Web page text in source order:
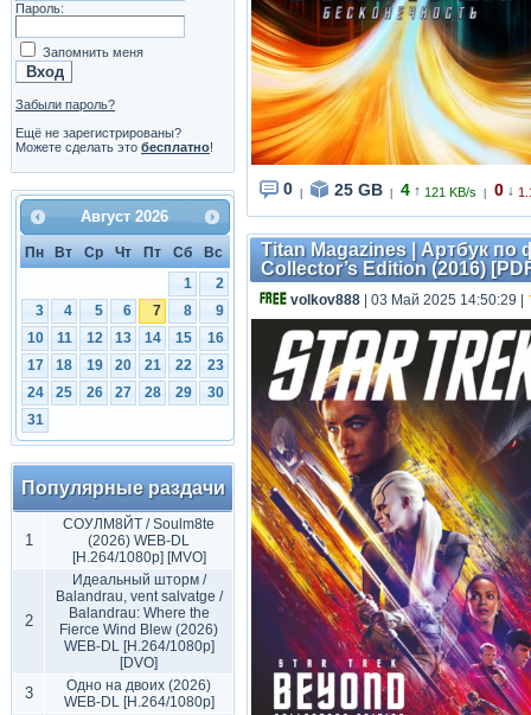
Пароль:
Запомнить меня
Забыли пароль?
Ещё не зарегистрированы?
Можете сделать это бесплатно!
Август 2026
Пн Вт Ср Чт Пт Сб
Вс
1
2
3
4 5 6 7 8
9
10
11 12 13 14 15
16
17
18 19 20 21 22
23
24
25 26 27 28 29
30
31
Популярные раздачи
1
СОУЛМ8ЙТ / Soulm8te
(2026) WEB-DL
[H.264/1080p] [MVO]
2
Идеальный шторм /
Balandrau, vent salvatge /
Balandrau: Where the
Fierce Wind Blew (2026)
WEB-DL [H.264/1080p]
[DVO]
3
Одно на двоих (2026)
WEB-DL [H.264/1080p]
0 25 GB 4 ↑ 121 KB/s 0 ↓
Titan Magazines | Артбук по
Collector’s Edition (2016)
volkov888 | 03 Май 2025 14:50:29